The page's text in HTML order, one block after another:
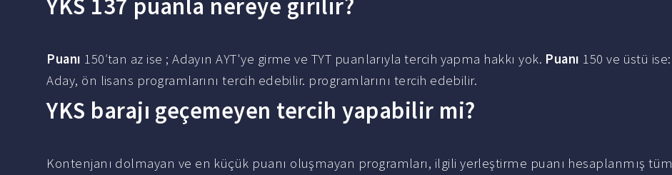
YKS 137 puanla nereye girilir?
Puanı 150′tan az ise ; Adayın AYT'ye girme ve TYT puanlarıyla tercih yapma hakkı yok. Puanı 150 ve üstü ise:
Aday, ön lisans programlarını tercih edebilir. programlarını tercih edebilir.
YKS barajı geçemeyen tercih yapabilir mi?
Kontenjanı dolmayan ve en küçük puanı oluşmayan programları, ilgili yerleştirme puanı hesaplanmış tüm